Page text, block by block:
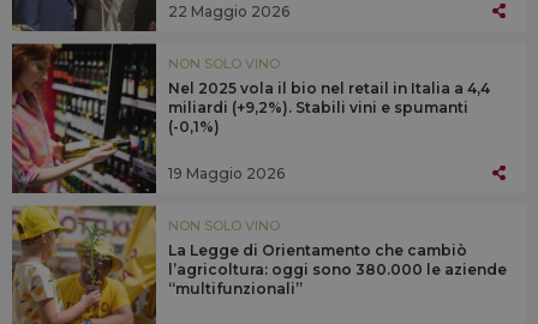
22 Maggio 2026
NON SOLO VINO
Nel 2025 vola il bio nel retail in Italia a 4,4
miliardi (+9,2%). Stabili vini e spumanti
(-0,1%)
19 Maggio 2026
NON SOLO VINO
La Legge di Orientamento che cambiò
l’agricoltura: oggi sono 380.000 le aziende
“multifunzionali”